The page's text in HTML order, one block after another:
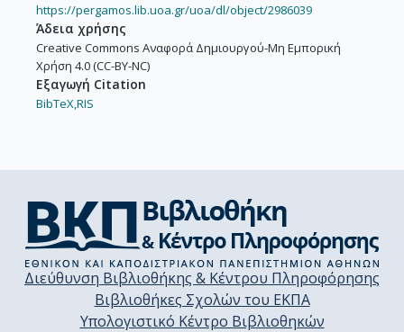
https://pergamos.lib.uoa.gr/uoa/dl/object/2986039
Άδεια χρήσης
Creative Commons Αναφορά Δημιουργού-Μη Εμπορική
Χρήση 4.0 (CC-BY-NC)
Εξαγωγή Citation
BibTeX,RIS
Διεύθυνση Βιβλιοθήκης & Κέντρου Πληροφόρησης
Βιβλιοθήκες Σχολών του ΕΚΠΑ
Υπολογιστικό Κέντρο Βιβλιοθηκών